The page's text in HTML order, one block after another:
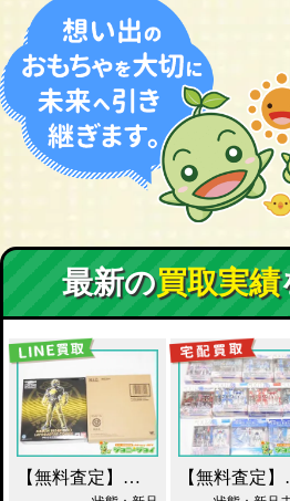
最新の買取実績
【無料査定】昭和レトロ玩具歓迎 ｜ S.I.C. 仮面ライダーオーズ ラトラーターコンボ買取 【無料査定】昭